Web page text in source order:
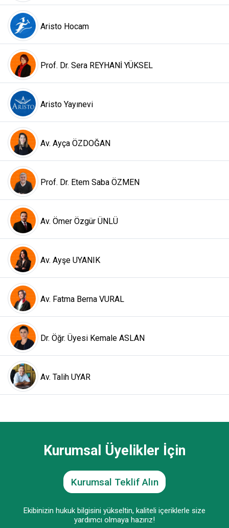
Aristo Hocam
Prof. Dr. Sera REYHANİ YÜKSEL
Aristo Yayınevi
Av. Ayça ÖZDOĞAN
Prof. Dr. Etem Saba ÖZMEN
Av. Ömer Özgür ÜNLÜ
Av. Ayşe UYANIK
Av. Fatma Berna VURAL
Dr. Öğr. Üyesi Kemale ASLAN
Av. Talih UYAR
Kurumsal Üyelikler İçin
Kurumsal Teklif Alın
Ekibinizin hukuk bilgisini yükseltin, kaliteli içeriklerle size
yardımcı olmaya hazırız!